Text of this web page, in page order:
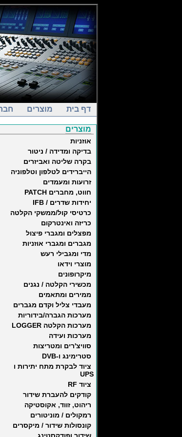
דף בית מוצרים
מוצרים
אוזניות
בדיקה ומדידה / ניטור
בקרה שליטה ואביזרים
הייברידים לטלפון וטלפוניה
זרועות ומעמדים
חווט, מחברים PATCH
יחידות שדרים / IFB
כרטיסי קול/ממשקי הקלטה
כריזה ואינטרקום
מפצלים ומגברי פיצול
מגברים ומגברי אוזניות
מדי ומגבילי רעש
מוצרי וידאו
מיקרופונים
מכשירי הקלטה / נגנים
ממירים ומתאמים
מעבדי צליל וקדם מגברים
מערכות הגברה/בידוריות
מערכות הקלטה LOGGER
מערכות ועידה
סוויצ'רים ומטריצות
סטרימינג ו-DVB
ציוד לבקרת מתח יתירות ו
UPS
ציוד RF
קודקים להעברת שידור
ריהוט, זווד, אקוסטיקה
רמקולים / מוניטורים
קונסולות שידור / מיקסרים